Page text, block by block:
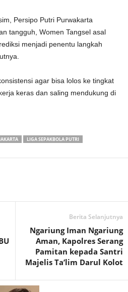
Persipo Putri Purwakarta
tangguh, Women Tangsel asal
menjadi penentu langkah
agar bisa lolos ke tingkat
keras dan saling mendukung di
LIGA SEPAKBOLA PUTRI
Berita Selanjutnya
Ngariung Iman Ngariung
Aman, Kapolres Serang
Pamitan kepada Santri
Majelis Ta’lim Darul Kolot‎